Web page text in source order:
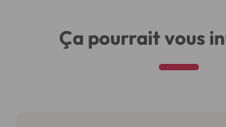
Ça pourrait vous